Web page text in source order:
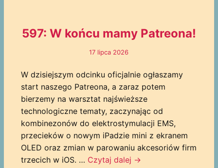
597: W końcu mamy Patreona!
17 lipca 2026
W dzisiejszym odcinku oficjalnie ogłaszamy
start naszego Patreona, a zaraz potem
bierzemy na warsztat najświeższe
technologiczne tematy, zaczynając od
kombinezonów do elektrostymulacji EMS,
przecieków o nowym iPadzie mini z ekranem
OLED oraz zmian w parowaniu akcesoriów firm
trzecich w iOS. … Czytaj dalej →